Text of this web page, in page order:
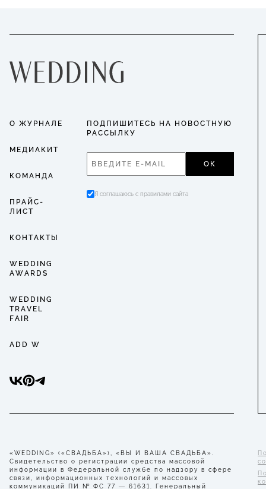
О ЖУРНАЛЕ
МЕДИАКИТ
КОМАНДА
ПРАЙС-
ЛИСТ
КОНТАКТЫ
WEDDING
AWARDS
WEDDING
TRAVEL
FAIR
ADD W
ПОДПИШИТЕСЬ НА НОВОСТНУЮ
РАССЫЛКУ
ОК
Я соглашаюсь с правилами сайта
«WEDDING» («СВАДЬБА»), «ВЫ И ВАША СВАДЬБА».
Свидетельство о регистрации средства массовой
информации в Федеральной службе по надзору в сфере
связи, информационных технологий и массовых
коммуникаций ПИ № ФС 77 — 61631. Генеральный